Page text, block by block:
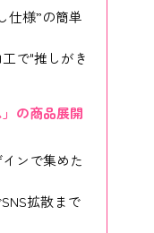
仕様”の簡単
で"推しがき
」の商品展開
ンで集めた
拡散まで